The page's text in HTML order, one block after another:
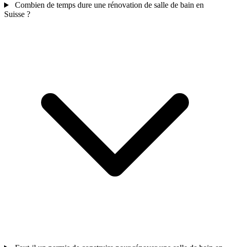
Combien de temps dure une rénovation de salle de bain en
Suisse ?